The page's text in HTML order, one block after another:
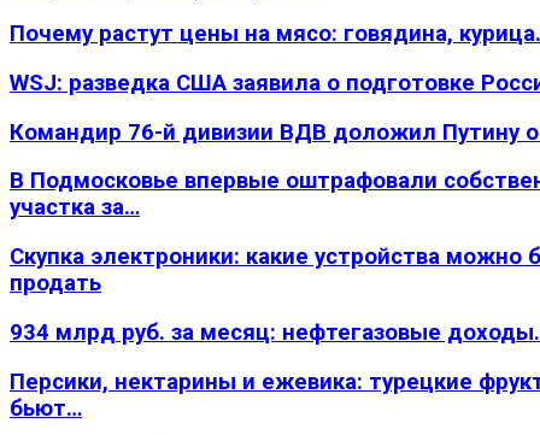
Почему растут цены на мясо: говядина,
WSJ: разведка США заявила о подготовке
Командир 76-й дивизии ВДВ доложил Путину
В Подмосковье впервые оштрафовали
участка за…
Скупка электроники: какие устройства можно
продать
934 млрд руб. за месяц: нефтегазовые
Персики, нектарины и ежевика: турецкие
бьют…